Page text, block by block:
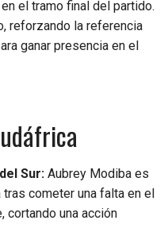
el tramo final del partido.
reforzando la referencia
ganar presencia en el
Sur: Aubrey Modiba es
cometer una falta en el
cortando una acción